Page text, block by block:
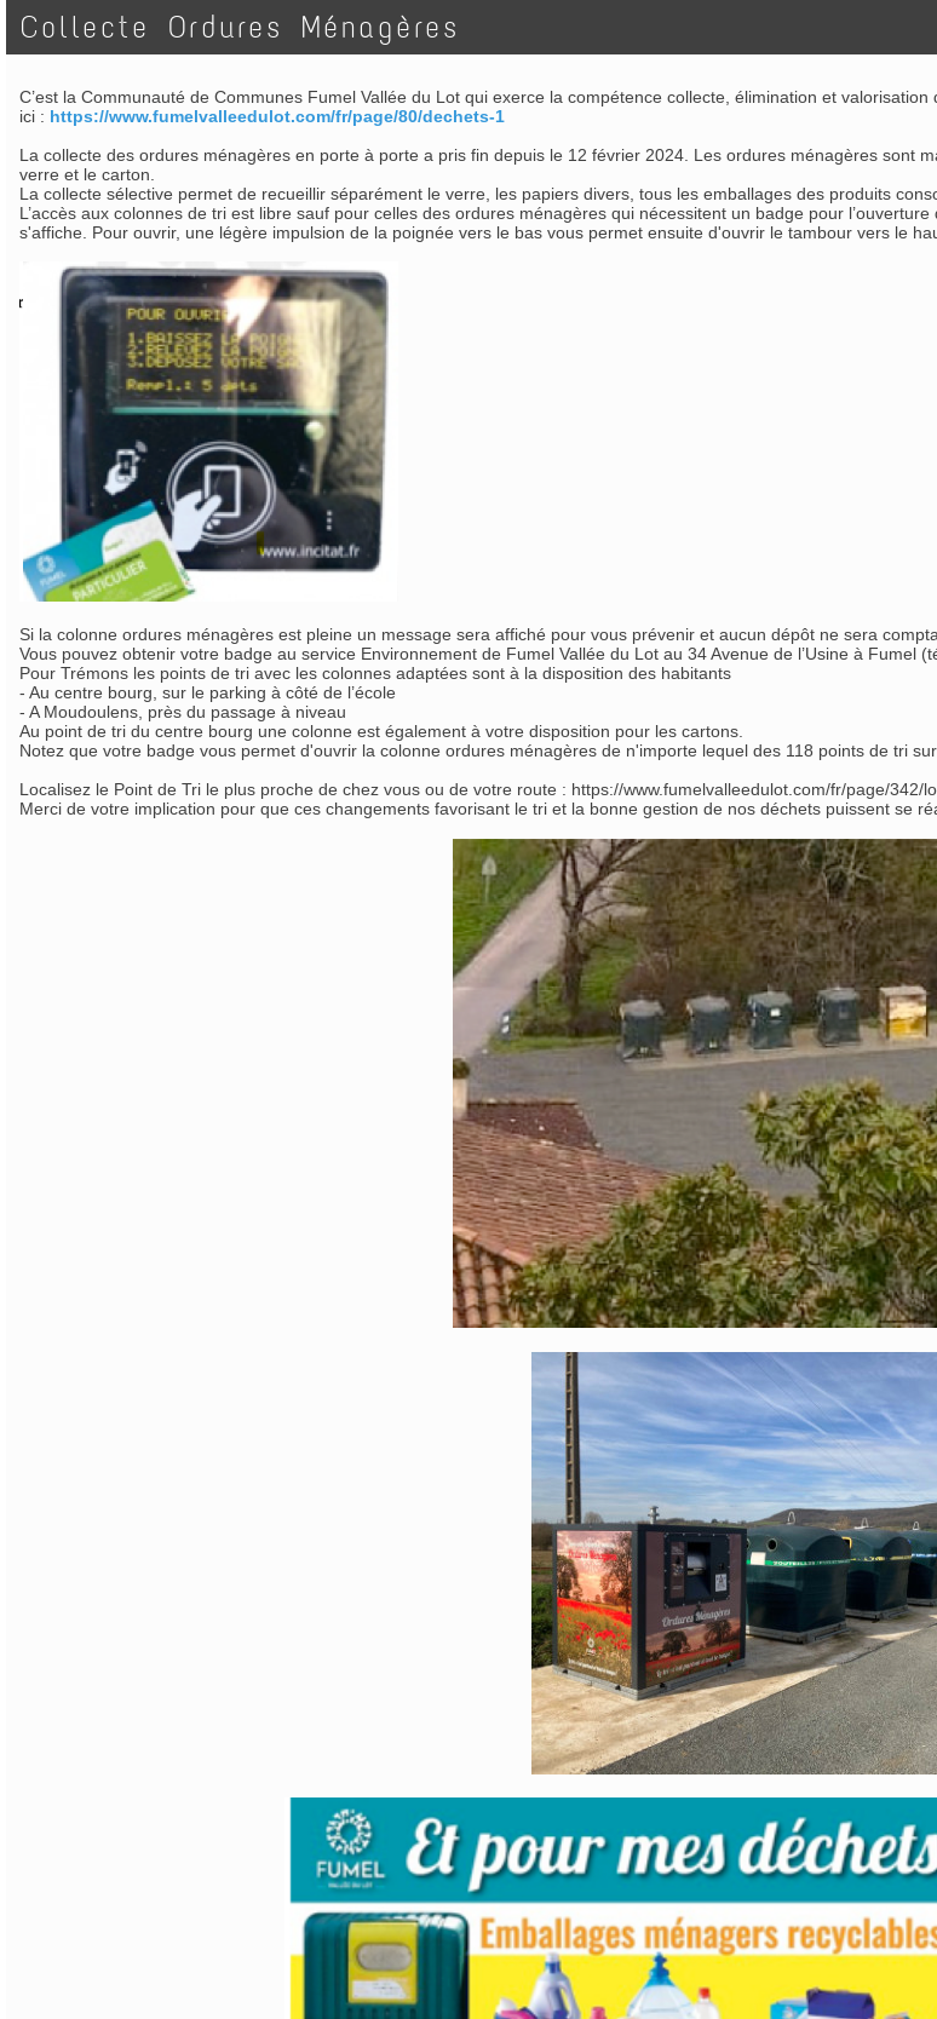
Collecte Ordures Ménagères
C’est la Communauté de Communes Fumel Vallée du Lot qui exerce la compétence collecte, élimination et
ici : https://www.fumelvalleedulot.com/fr/page/80/dechets-1
La collecte des ordures ménagères en porte à porte a pris fin depuis le 12 février 2024. Les ordures ménagères sont
verre et le carton.
La collecte sélective permet de recueillir séparément le verre, les papiers divers, tous les emballages des produits
L’accès aux colonnes de tri est libre sauf pour celles des ordures ménagères qui nécessitent un badge pour
s'affiche. Pour ouvrir, une légère impulsion de la poignée vers le bas vous permet ensuite d'ouvrir le tambour vers le
Si la colonne ordures ménagères est pleine un message sera affiché pour vous prévenir et aucun dépôt ne sera
Vous pouvez obtenir votre badge au service Environnement de Fumel Vallée du Lot au 34 Avenue de l’Usine à Fumel
Pour Trémons les points de tri avec les colonnes adaptées sont à la disposition des habitants
- Au centre bourg, sur le parking à côté de l’école
- A Moudoulens, près du passage à niveau
Au point de tri du centre bourg une colonne est également à votre disposition pour les cartons.
Notez que votre badge vous permet d'ouvrir la colonne ordures ménagères de n'importe lequel des 118 points de tri
Localisez le Point de Tri le plus proche de chez vous ou de votre route : https://www.fumelvalleedulot.com/fr/page/342/
Merci de votre implication pour que ces changements favorisant le tri et la bonne gestion de nos déchets puissent se